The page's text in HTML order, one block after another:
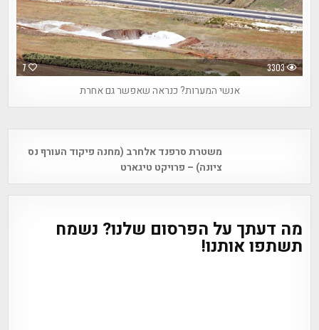
7 3303
אנשי המערות? כנראה שאפשר גם אחרת
navigationמשטרת סרפנד אלחרב (מחנה פיקוד העורף נס
ציונה) – פרויקט טיגארט
מה דעתך על הפרסום שלנו? נשמח
תשתפו אותנו!